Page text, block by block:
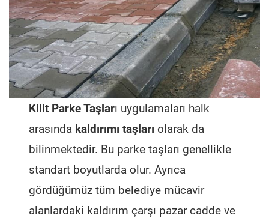
Kilit Parke Taşları uygulamaları halk
arasında kaldırımı taşları olarak da
bilinmektedir. Bu parke taşları genellikle
standart boyutlarda olur. Ayrıca
gördüğümüz tüm belediye mücavir
alanlardaki kaldırım çarşı pazar cadde ve